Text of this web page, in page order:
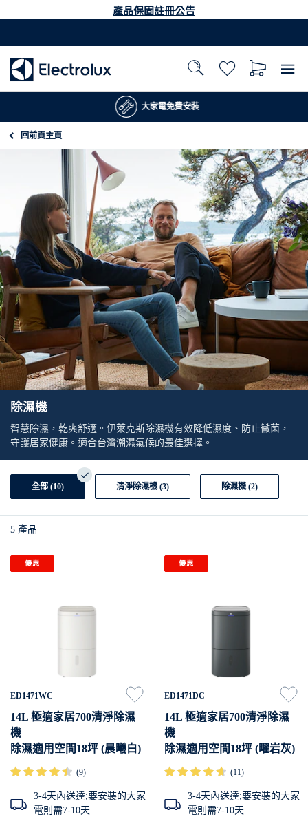
產品保固註冊公告
大家電免費安裝
回前頁主頁
除濕機
智慧除濕，乾爽舒適。伊萊克斯除濕機有效降低濕度、防止黴菌，
守護居家健康。適合台灣潮濕氣候的最佳選擇。
全部 (10) 清淨除濕機 (3) 除濕機 (2)
5 產品
優惠
ED1471WC
14L 極適家居700清淨除濕
機
除濕適用空間18坪 (晨曦白)
(9)
3-4天內送達;要安裝的大家
電則需7-10天
優惠
ED1471DC
14L 極適家居700清淨除濕
機
除濕適用空間18坪 (曜岩灰)
(11)
3-4天內送達;要安裝的大家
電則需7-10天